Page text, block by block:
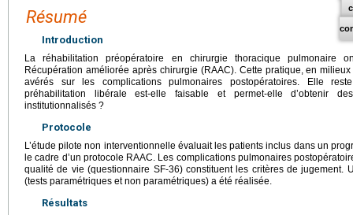
Résumé
Introduction
La réhabilitation préopératoire en chirurgie thoracique pulmonaire
Récupération améliorée après chirurgie (RAAC). Cette pratique, en
avérés sur les complications pulmonaires postopératoires. Elle
préhabilitation libérale est-elle faisable et permet-elle d’obtenir
institutionnalisés ?
Protocole
L’étude pilote non interventionnelle évaluait les patients inclus dans un
le cadre d’un protocole RAAC. Les complications pulmonaires
qualité de vie (questionnaire SF-36) constituent les critères de jugement.
(tests paramétriques et non paramétriques) a été réalisée.
Résultats